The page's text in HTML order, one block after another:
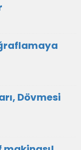
Dövmesi